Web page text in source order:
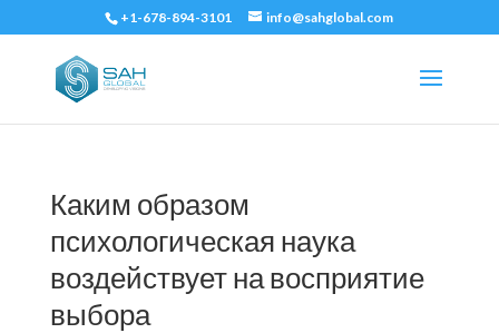
+1-678-894-3101 info@sahglobal.com
Каким образом
психологическая наука
воздействует на восприятие
выбора